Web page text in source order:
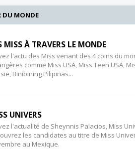
DU MONDE
MISS À TRAVERS LE MONDE
l'actu des Miss venant des 4 coins du
comme Miss USA, Miss Teen USA,
Binibining Pilipinas...
UNIVERS
l'actualité de Sheynnis Palacios, Miss
les candidates au titre de Miss
au Mexique.